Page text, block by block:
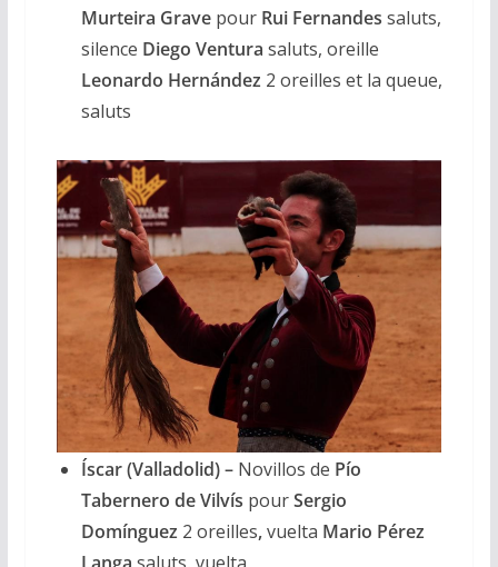
Murteira Gravepour Rui Fernandes saluts,
silence Diego Ventura saluts, oreille
Leonardo Hernández 2 oreilles et la queue,
saluts
Íscar (Valladolid) – Novillos de Pío
Tabernero de Vilvís pourSergio
Domínguez 2 oreilles,vuelta Mario Pérez